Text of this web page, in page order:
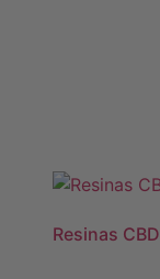
Resinas CBD